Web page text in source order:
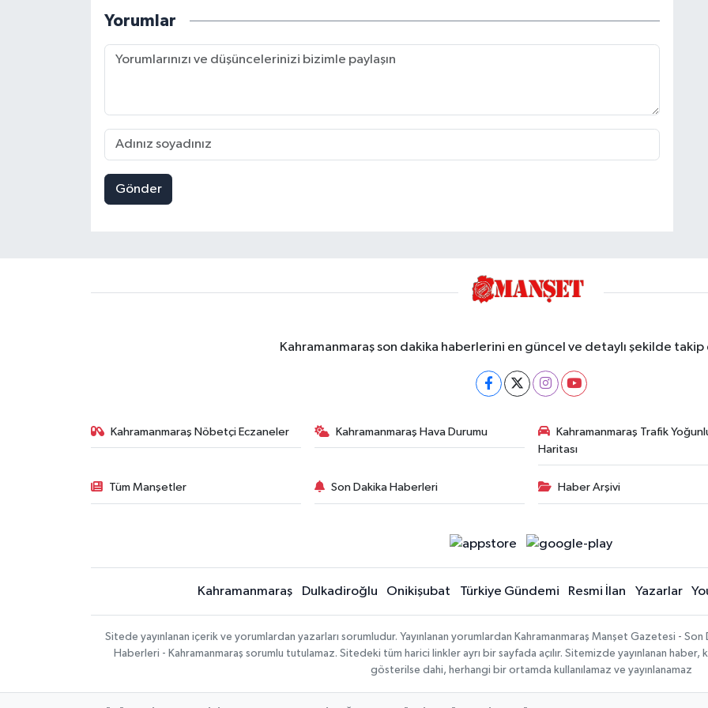
Yorumlar
Gönder
Kahramanmaraş son dakika haberlerini en güncel ve detaylı şekilde
Kahramanmaraş Nöbetçi Eczaneler Kahramanmaraş Hava Durumu
Kahramanmaraş Trafik
Haritası
Tüm Manşetler Son Dakika Haberleri Haber Arşivi
Kahramanmaraş Dulkadiroğlu Onikişubat Türkiye Gündemi Resmi İlan Yazarlar
Sitede yayınlanan içerik ve yorumlardan yazarları sorumludur. Yayınlanan yorumlardan Kahramanmaraş Manşet Gazetesi -
Haberleri - Kahramanmaraş sorumlu tutulamaz. Sitedeki tüm harici linkler ayrı bir sayfada açılır. Sitemizde yayınlanan haber,
gösterilse dahi, herhangi bir ortamda kullanılamaz ve yayınlanamaz